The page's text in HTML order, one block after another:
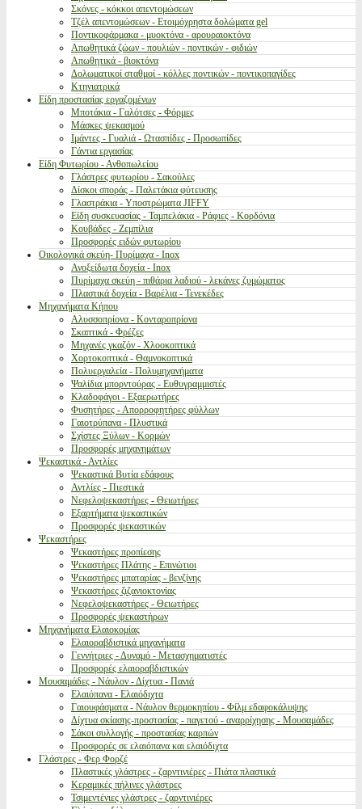
Σκόνες - κόκκοι απεντομώσεων
Τζέλ απεντομώσεων - Ετοιμόχρηστα δολώματα gel
Ποντικοφάρμακα - μυοκτόνα - αρουραιοκτόνα
Απωθητικά ζώων - πουλιών - ποντικών - φιδιών
Απωθητικά - βιοκτόνα
Δολωματικοί σταθμοί - κόλλες ποντικών - ποντικοπαγίδες
Κτηνιατρικά
Είδη προστασίας εργαζομένων
Μποτάκια - Γαλότσες - Φόρμες
Μάσκες ψεκασμού
Ιμάντες - Γυαλιά - Ωτασπίδες - Προσωπίδες
Γάντια εργασίας
Είδη Φυτωρίου - Ανθοπωλείου
Γλάστρες φυτωρίου - Σακούλες
Δίσκοι σποράς - Παλετάκια φύτευσης
Γλαστράκια - Υποστρώματα JIFFY
Είδη συσκευασίας - Ταμπελάκια - Ράφιες - Κορδόνια
Κουβάδες - Ζεμπίλια
Προσφορές ειδών φυτωρίου
Οικολογικά σκεύη- Πυρίμαχα - Inox
Ανοξείδωτα δοχεία - Inox
Πυρίμαχα σκεύη - πιθάρια λαδιού - λεκάνες ζυμώματος
Πλαστικά δοχεία - Βαρέλια - Τενεκέδες
Μηχανήματα Κήπου
Αλυσσοπρίονα - Κονταροπρίονα
Σκαπτικά - Φρέζες
Μηχανές γκαζόν - Χλοοκοπτικά
Χορτοκοπτικά - Θαμνοκοπτικά
Πολυεργαλεία - Πολυμηχανήματα
Ψαλίδια μπορντούρας - Ευθυγραμμιστές
Κλαδοφάγοι - Εξαερωτήρες
Φυσητήρες - Απορροφητήρες φύλλων
Γαιοτρύπανα - Πλυστικά
Σχίστες Ξύλων - Κορμών
Προσφορές μηχανημάτων
Ψεκαστικά - Αντλίες
Ψεκαστικά Βυτία εδάφους
Αντλίες - Πιεστικά
Νεφελοψεκαστήρες - Θειωτήρες
Εξαρτήματα ψεκαστικών
Προσφορές ψεκαστικών
Ψεκαστήρες
Ψεκαστήρες προπίεσης
Ψεκαστήρες Πλάτης - Επινώτιοι
Ψεκαστήρες μπαταρίας - βενζίνης
Ψεκαστήρες ζιζανιοκτονίας
Νεφελοψεκαστήρες - Θειωτήρες
Προσφορές ψεκαστήρων
Μηχανήματα Ελαιοκομίας
Ελαιοραβδιστικά μηχανήματα
Γεννήτριες - Δυναμό - Μετασχηματιστές
Προσφορές ελαιοραβδιστικών
Μουσαμάδες - Νάυλον - Δίχτυα - Πανιά
Ελαιόπανα - Ελαιόδιχτα
Γαιουφάσματα - Νάυλον θερμοκηπίου - Φίλμ εδαφοκάλυψης
Δίχτυα σκίασης-προστασίας - παγετού - αναρρίχησης - Μουσαμάδες
Σάκοι συλλογής - προστασίας καρπών
Προσφορές σε ελαιόπανα και ελαιόδιχτα
Γλάστρες - Φερ Φορζέ
Πλαστικές γλάστρες - ζαρντινιέρες - Πιάτα πλαστικά
Κεραμικές πήλινες γλάστρες
Τσιμεντένιες γλάστρες - ζαρντινιέρες